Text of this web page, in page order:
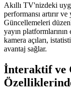
Akıllı TV'nizdeki
performansı artırır
Güncellemeleri
yayın
kamera açıları,
avantaj sağlar.
İnteraktif ve